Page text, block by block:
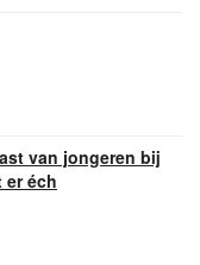
van jongeren bij
er éch